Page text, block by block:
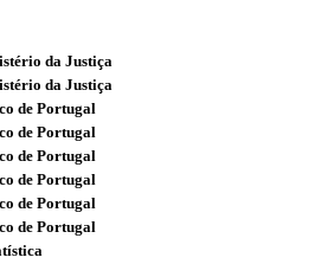
da Justiça
da Justiça
de Portugal
de Portugal
de Portugal
de Portugal
de Portugal
de Portugal